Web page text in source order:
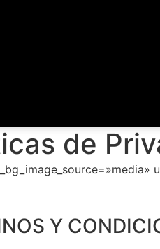
de
Y